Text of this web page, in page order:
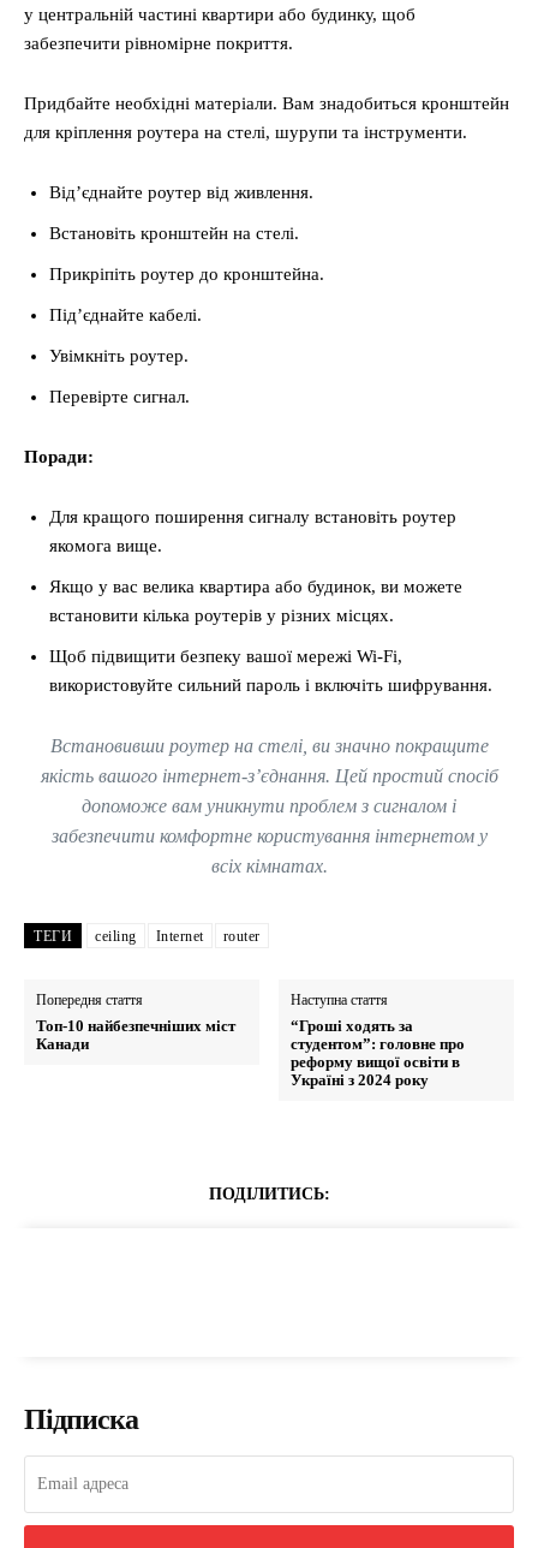
у центральній частині квартири або будинку, щоб
забезпечити рівномірне покриття.
Придбайте необхідні матеріали. Вам знадобиться кронштейн
для кріплення роутера на стелі, шурупи та інструменти.
Від’єднайте роутер від живлення.
Встановіть кронштейн на стелі.
Прикріпіть роутер до кронштейна.
Під’єднайте кабелі.
Увімкніть роутер.
Перевірте сигнал.
Поради:
Для кращого поширення сигналу встановіть роутер
якомога вище.
Якщо у вас велика квартира або будинок, ви можете
встановити кілька роутерів у різних місцях.
Щоб підвищити безпеку вашої мережі Wi-Fi,
використовуйте сильний пароль і включіть шифрування.
Встановивши роутер на стелі, ви значно покращите
якість вашого інтернет-з’єднання. Цей простий спосіб
допоможе вам уникнути проблем з сигналом і
забезпечити комфортне користування інтернетом у
всіх кімнатах.
ТЕГИ ceiling Internet router
Попередня стаття
Топ-10 найбезпечніших міст
Канади
Наступна стаття
“Гроші ходять за
студентом”: головне про
реформу вищої освіти в
Україні з 2024 року
ПОДІЛИТИСЬ:
Підписка